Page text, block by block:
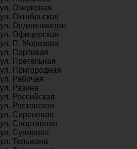
ул. Озерковая
ул. Октябрьская
ул. Орджоникидзе
ул. Офицерская
ул. П. Морозова
ул. Портовая
ул. Прегельная
ул. Пригородная
ул. Рабочая
ул. Разина
ул. Российская
ул. Ростовская
ул. Сиреневая
ул. Спортивная
ул. Суворова
ул. Тельмана